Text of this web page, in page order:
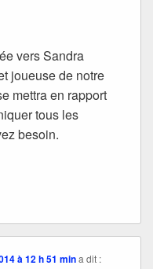
vers Sandra
joueuse de notre
mettra en rapport
tous les
besoin.
à 12 h 51 min a dit :